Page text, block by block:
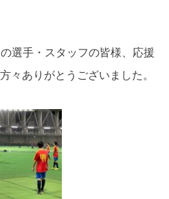
選手・スタッフの皆様、応援
々ありがとうございました。